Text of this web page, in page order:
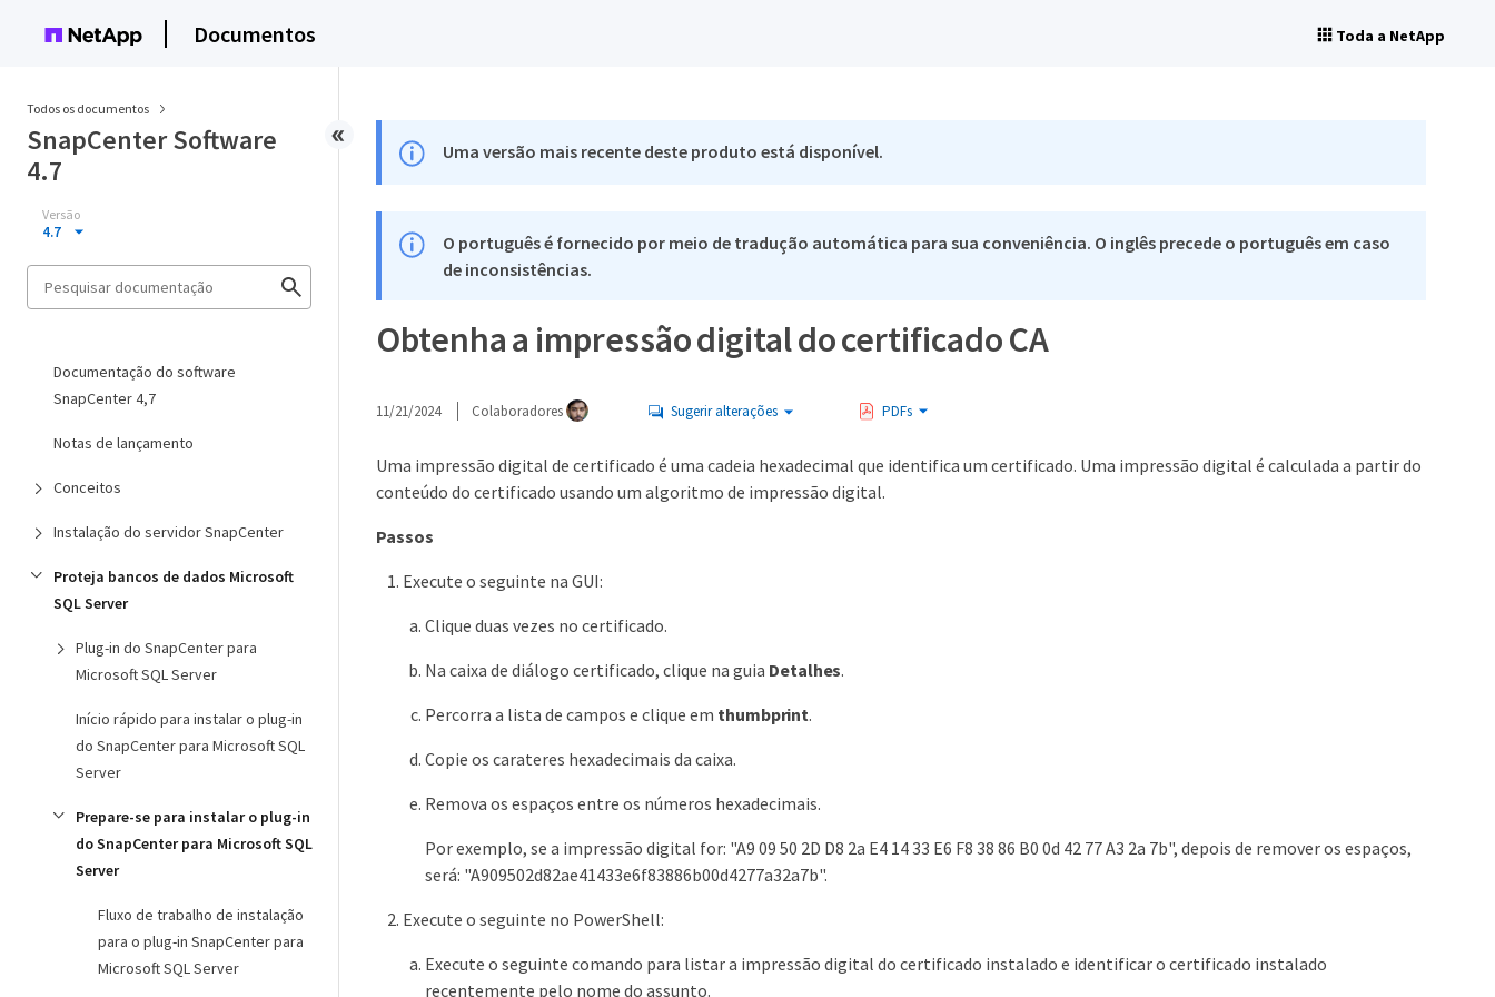
Documentos Toda a NetApp
Todos os documentos
SnapCenter Software
4.7
Versão
4.7
Documentação do software
SnapCenter 4,7
Notas de lançamento
Conceitos
Instalação do servidor SnapCenter
Proteja bancos de dados Microsoft
SQL Server
Plug-in do SnapCenter para
Microsoft SQL Server
Início rápido para instalar o plug-in
do SnapCenter para Microsoft SQL
Server
Prepare-se para instalar o plug-in
do SnapCenter para Microsoft SQL
Server
Fluxo de trabalho de instalação
para o plug-in SnapCenter para
Microsoft SQL Server
Uma versão mais recente deste produto está disponível.
O português é fornecido por meio de tradução automática para sua conveniência. O inglês precede o português em caso
de inconsistências.
Obtenha a impressão digital do certificado CA
11/21/2024 Colaboradores Sugerir alterações PDFs
Uma impressão digital de certificado é uma cadeia hexadecimal que identifica um certificado. Uma impressão digital é calculada a partir do
conteúdo do certificado usando um algoritmo de impressão digital.
Passos
Execute o seguinte na GUI:
Clique duas vezes no certificado.
Na caixa de diálogo certificado, clique na guia Detalhes.
Percorra a lista de campos e clique em thumbprint.
Copie os carateres hexadecimais da caixa.
Remova os espaços entre os números hexadecimais.
Por exemplo, se a impressão digital for: "A9 09 50 2D D8 2a E4 14 33 E6 F8 38 86 B0 0d 42 77 A3 2a 7b", depois de remover os espaços,
será: "A909502d82ae41433e6f83886b00d4277a32a7b".
Execute o seguinte no PowerShell:
Execute o seguinte comando para listar a impressão digital do certificado instalado e identificar o certificado instalado
recentemente pelo nome do assunto.